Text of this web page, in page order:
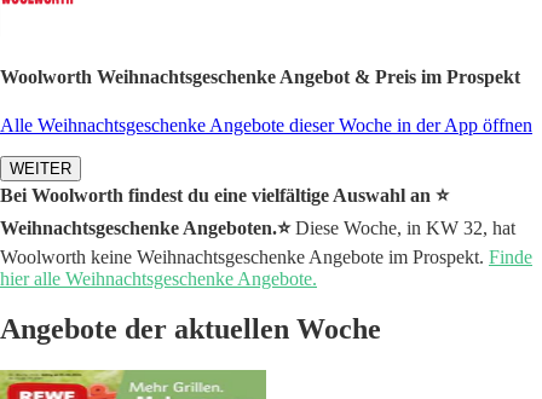
Woolworth Weihnachtsgeschenke Angebot & Preis im Prospekt
Alle Weihnachtsgeschenke Angebote dieser Woche in der App öffnen
WEITER
Bei Woolworth findest du eine vielfältige Auswahl an ⭐️
Weihnachtsgeschenke Angeboten.⭐️Diese Woche, in KW 32, hat
Woolworth keine Weihnachtsgeschenke Angebote im Prospekt. Finde
hier alle Weihnachtsgeschenke Angebote.
Angebote der aktuellen Woche